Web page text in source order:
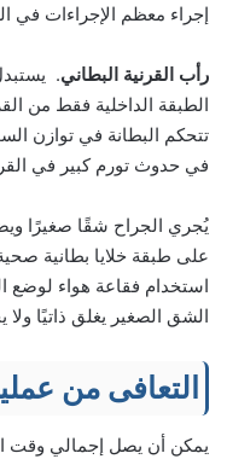
إجراء معظم الإجراءات في
رأب القرنية البطاني.
الطبقة الداخلية فقط من
تتحكم البطانة في توازن
في حدوث تورم كبير في
يُجري الجراح شقًا صغيرًا
على طبقة خلايا بطانية
استخدام فقاعة هواء لوضع
الشق الصغير يغلق ذاتيًا
التعافى من
يمكن أن يصل إجمالي وقت